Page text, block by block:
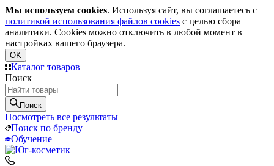
Мы используем cookies. Используя сайт, вы соглашаетесь с
политикой использования файлов cookies с целью сбора
аналитики. Cookies можно отключить в любой момент в
настройках вашего браузера.
OK
Каталог товаров
Поиск
Поиск
Посмотреть все результаты
Поиск по бренду
Обучение